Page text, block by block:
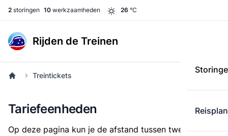
2 storingen 10 werkzaamheden 26 °C
Rijden de Treinen
Treintickets
Tariefeenheden
Op deze pagina kun je de afstand tussen twee